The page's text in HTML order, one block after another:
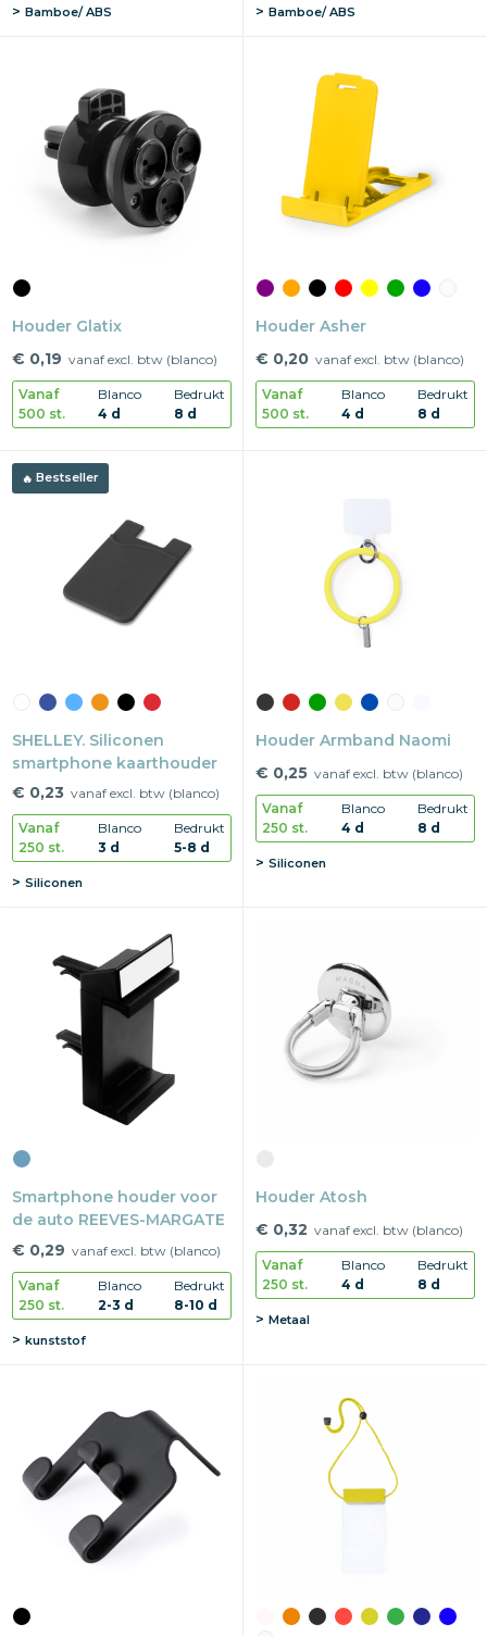
Bamboe/ ABS Bamboe/ ABS
Houder Glatix
€ 0,19 vanaf excl. btw (blanco)
Vanaf
500 st.
Blanco
4 d
Bedrukt
8 d
Houder Asher
€ 0,20 vanaf excl. btw (blanco)
Vanaf
500 st.
Blanco
4 d
Bedrukt
8 d
Bestseller
SHELLEY. Siliconen
smartphone kaarthouder
€ 0,23 vanaf excl. btw (blanco)
Vanaf
250 st.
Blanco
3 d
Bedrukt
5-8 d
Siliconen
Houder Armband Naomi
€ 0,25 vanaf excl. btw (blanco)
Vanaf
250 st.
Blanco
4 d
Bedrukt
8 d
Siliconen
Smartphone houder voor
de auto REEVES-MARGATE
€ 0,29 vanaf excl. btw (blanco)
Vanaf
250 st.
Blanco
2-3 d
Bedrukt
8-10 d
kunststof
Houder Atosh
€ 0,32 vanaf excl. btw (blanco)
Vanaf
250 st.
Blanco
4 d
Bedrukt
8 d
Metaal